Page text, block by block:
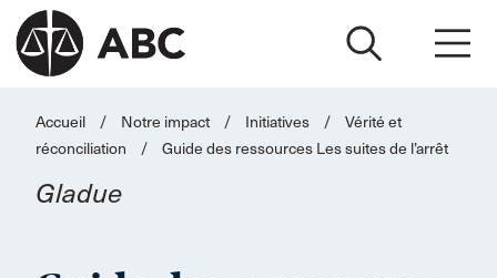
Accueil / Notre impact / Initiatives /
Vérité et
réconciliation
/ Guide des ressources Les suites de l’arrêt
Gladue